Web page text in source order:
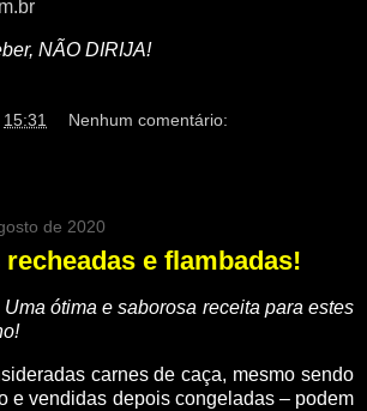
NÃO DIRIJA!
15:31 Nenhum comentário:
de 2020
e flambadas!
Uma ótima e saborosa receita para estes
carnes de caça, mesmo sendo
e vendidas depois congeladas – podem